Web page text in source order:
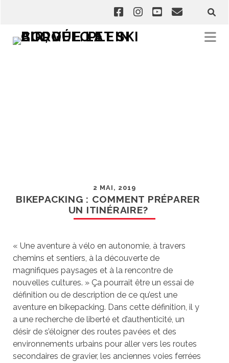
2 MAI, 2019
BIKEPACKING : COMMENT PRÉPARER
UN ITINÉRAIRE?
« Une aventure à vélo en autonomie, à travers
chemins et sentiers, à la découverte de
magnifiques paysages et à la rencontre de
nouvelles cultures. » Ça pourrait être un essai de
définition ou de description de ce qu’est une
aventure en bikepacking. Dans cette définition, il y
a une recherche de liberté et d’authenticité, un
désir de s’éloigner des routes pavées et des
environnements urbains pour aller vers les routes
secondaires de gravier, les anciennes voies ferrées